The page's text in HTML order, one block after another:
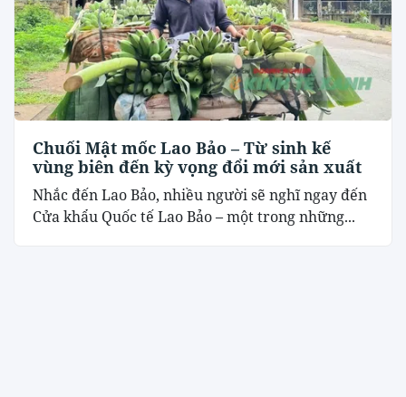
Chuối Mật mốc Lao Bảo – Từ sinh kế
vùng biên đến kỳ vọng đổi mới sản xuất
Nhắc đến Lao Bảo, nhiều người sẽ nghĩ ngay đến
Cửa khẩu Quốc tế Lao Bảo – một trong những...